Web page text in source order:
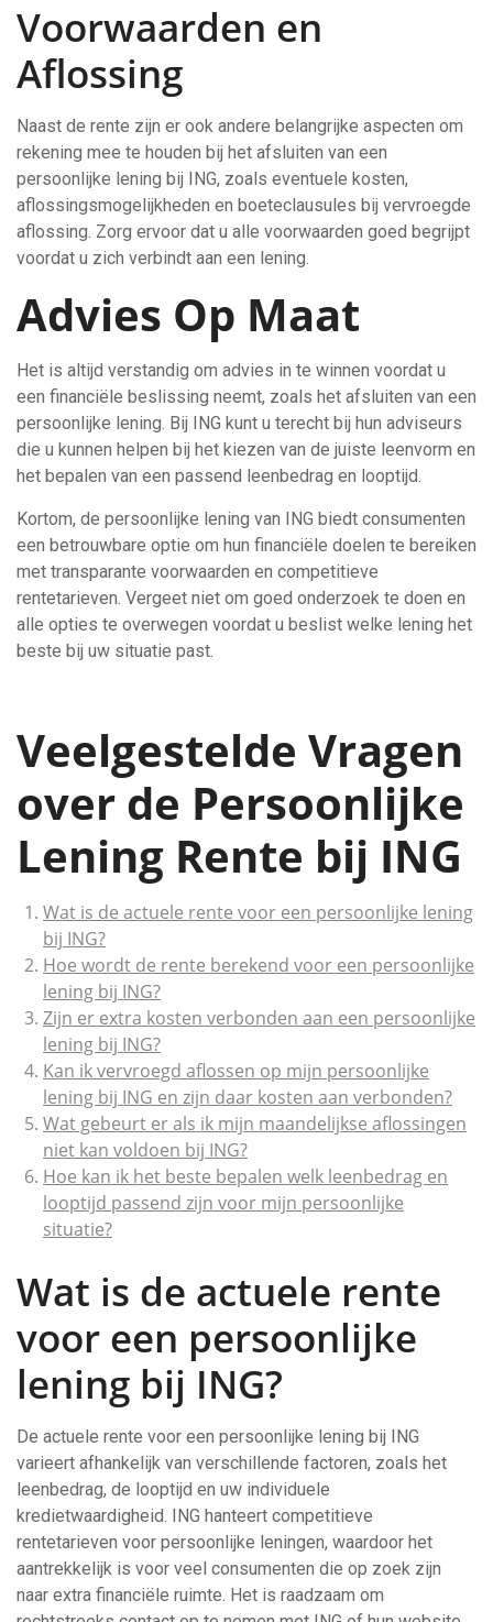
Voorwaarden en
Aflossing
Naast de rente zijn er ook andere belangrijke aspecten om
rekening mee te houden bij het afsluiten van een
persoonlijke lening bij ING, zoals eventuele kosten,
aflossingsmogelijkheden en boeteclausules bij vervroegde
aflossing. Zorg ervoor dat u alle voorwaarden goed begrijpt
voordat u zich verbindt aan een lening.
Advies Op Maat
Het is altijd verstandig om advies in te winnen voordat u
een financiële beslissing neemt, zoals het afsluiten van een
persoonlijke lening. Bij ING kunt u terecht bij hun adviseurs
die u kunnen helpen bij het kiezen van de juiste leenvorm en
het bepalen van een passend leenbedrag en looptijd.
Kortom, de persoonlijke lening van ING biedt consumenten
een betrouwbare optie om hun financiële doelen te bereiken
met transparante voorwaarden en competitieve
rentetarieven. Vergeet niet om goed onderzoek te doen en
alle opties te overwegen voordat u beslist welke lening het
beste bij uw situatie past.
Veelgestelde Vragen
over de Persoonlijke
Lening Rente bij ING
Wat is de actuele rente voor een persoonlijke lening
bij ING?
Hoe wordt de rente berekend voor een persoonlijke
lening bij ING?
Zijn er extra kosten verbonden aan een persoonlijke
lening bij ING?
Kan ik vervroegd aflossen op mijn persoonlijke
lening bij ING en zijn daar kosten aan verbonden?
Wat gebeurt er als ik mijn maandelijkse aflossingen
niet kan voldoen bij ING?
Hoe kan ik het beste bepalen welk leenbedrag en
looptijd passend zijn voor mijn persoonlijke
situatie?
Wat is de actuele rente
voor een persoonlijke
lening bij ING?
De actuele rente voor een persoonlijke lening bij ING
varieert afhankelijk van verschillende factoren, zoals het
leenbedrag, de looptijd en uw individuele
kredietwaardigheid. ING hanteert competitieve
rentetarieven voor persoonlijke leningen, waardoor het
aantrekkelijk is voor veel consumenten die op zoek zijn
naar extra financiële ruimte. Het is raadzaam om